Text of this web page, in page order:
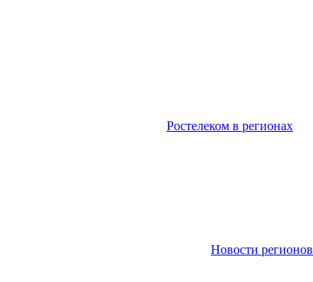
Ростелеком в регионах
Новости регионов